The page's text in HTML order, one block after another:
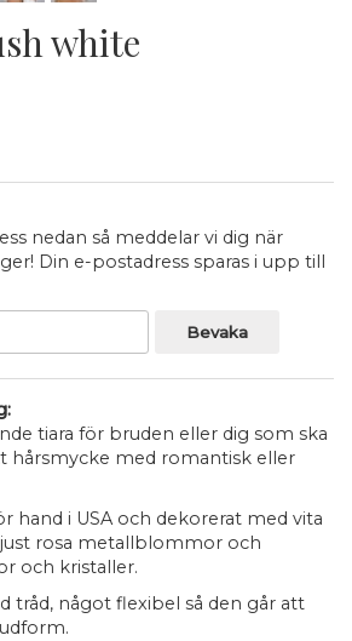
white
nedan så meddelar vi dig när
Din e-postadress sparas i upp till
Bevaka
tiara för bruden eller dig som ska
hårsmycke med romantisk eller
hand i USA och dekorerat med vita
rosa metallblommor och
och kristaller.
tråd, något flexibel så den går att